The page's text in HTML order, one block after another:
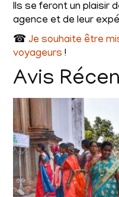
Ils se feront un plaisir
agence et de leur
☎Je souhaite être
voyageurs !
Avis